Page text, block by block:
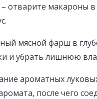
отварите макароны
мясной фарш в
и убрать лишнюю
ароматных
после чего